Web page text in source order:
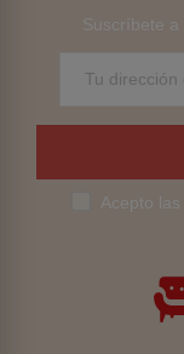
Suscríbete
Acepto